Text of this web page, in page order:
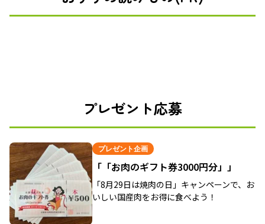
プレゼント応募
プレゼント企画
「「お肉のギフト券3000円分」」
「8月29日は焼肉の日」キャンペーンで、お
いしい国産肉をお得に食べよう！